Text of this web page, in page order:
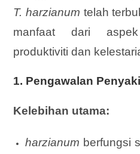
T. harzianum telah
manfaat dari
produktiviti dan
1. Pengawalan
Kelebihan utama:
harzianum berfungsi